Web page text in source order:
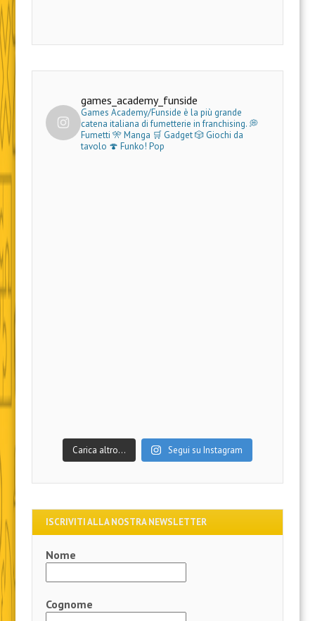
games_academy_funside
Games Academy/Funside è la più grande
catena italiana di fumetterie in franchising.💭
Fumetti 🎌 Manga 🛒 Gadget🎲 Giochi da
tavolo 🍄 Funko! Pop
Carica altro… Segui su Instagram
ISCRIVITI ALLA NOSTRA NEWSLETTER
Nome
Cognome